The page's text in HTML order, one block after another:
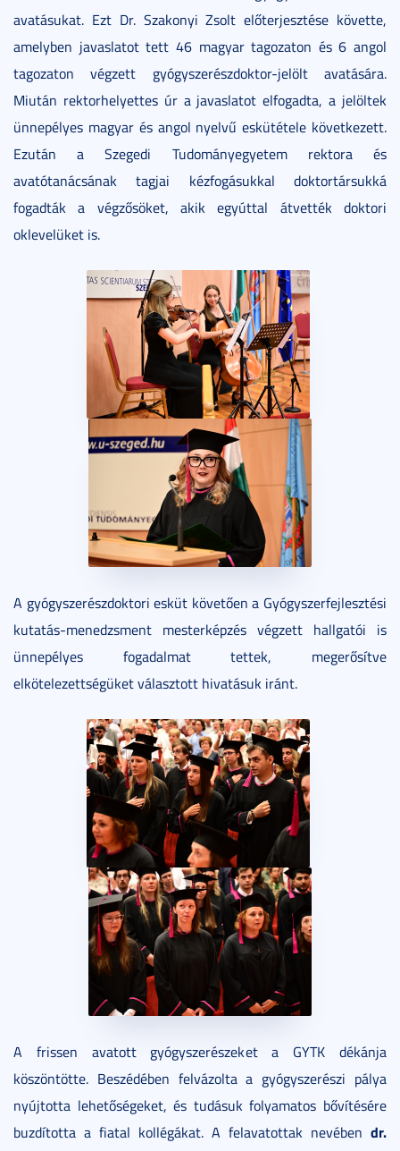
avatásukat. Ezt Dr. Szakonyi Zsolt előterjesztése követte,
amelyben javaslatot tett 46 magyar tagozaton és 6 angol
tagozaton végzett gyógyszerészdoktor-jelölt avatására.
Miután rektorhelyettes úr a javaslatot elfogadta, a jelöltek
ünnepélyes magyar és angol nyelvű eskütétele következett.
Ezután a Szegedi Tudományegyetem rektora és
avatótanácsának tagjai kézfogásukkal doktortársukká
fogadták a végzősöket, akik egyúttal átvették doktori
oklevelüket is.
A gyógyszerészdoktori esküt követően a Gyógyszerfejlesztési
kutatás-menedzsment mesterképzés végzett hallgatói is
ünnepélyes fogadalmat tettek, megerősítve
elkötelezettségüket választott hivatásuk iránt.
A frissen avatott gyógyszerészeket a GYTK dékánja
köszöntötte. Beszédében felvázolta a gyógyszerészi pálya
nyújtotta lehetőségeket, és tudásuk folyamatos bővítésére
buzdította a fiatal kollégákat. A felavatottak nevében dr.